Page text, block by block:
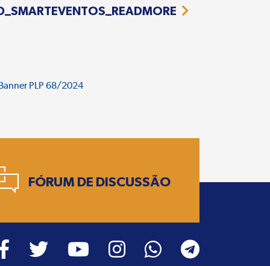
FÓRUM DE DISCUSSÃO